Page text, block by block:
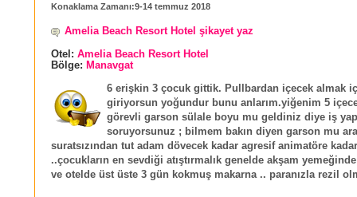
Konaklama Zamanı:9-14 temmuz 2018
Amelia Beach Resort Hotel şikayet yaz
Otel: Amelia Beach Resort Hotel
Bölge: Manavgat
6 erişkin 3 çocuk gittik. Pullbardan içecek almak
giriyorsun yoğundur bunu anlarım.yiğenim 5
görevli garson sülale boyu mu geldiniz diye iş
soruyorsunuz ; bilmem bakın diyen garson mu
suratsızından tut adam dövecek kadar agresif animatöre kadar
..çocukların en sevdiği atıştırmalık genelde akşam
ve otelde üst üste 3 gün kokmuş makarna .. paranızla rezil